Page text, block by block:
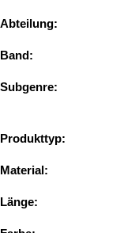
Abteilung:
Band:
Subgenre:
Produkttyp:
Material:
Länge: